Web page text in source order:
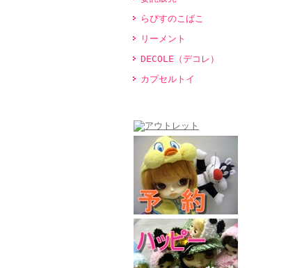
らぴすのこばこ
リーメント
DECOLE（デコレ）
カプセルトイ